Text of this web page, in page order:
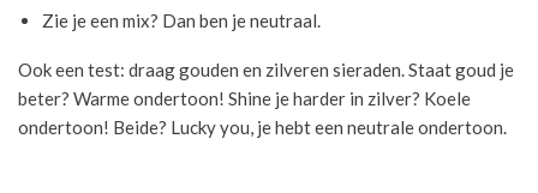
Zie je een mix? Dan ben je neutraal.
Ook een test: draag gouden en zilveren sieraden. Staat goud je
beter? Warme ondertoon! Shine je harder in zilver? Koele
ondertoon! Beide? Lucky you, je hebt een neutrale ondertoon.